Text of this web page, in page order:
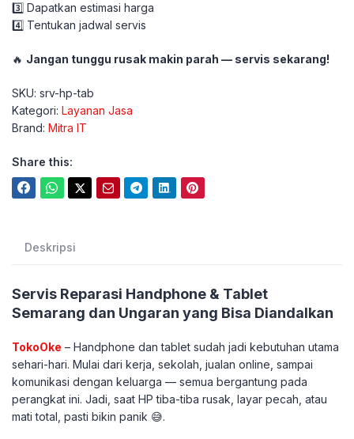
3️⃣ Dapatkan estimasi harga
4️⃣ Tentukan jadwal servis
🔥 Jangan tunggu rusak makin parah — servis sekarang!
SKU: srv-hp-tab
Kategori: Layanan Jasa
Brand: Mitra IT
Share this:
Deskripsi
Servis Reparasi Handphone & Tablet
Semarang dan Ungaran yang Bisa Diandalkan
TokoOke – Handphone dan tablet sudah jadi kebutuhan utama
sehari-hari. Mulai dari kerja, sekolah, jualan online, sampai
komunikasi dengan keluarga — semua bergantung pada
perangkat ini. Jadi, saat HP tiba-tiba rusak, layar pecah, atau
mati total, pasti bikin panik 😅.